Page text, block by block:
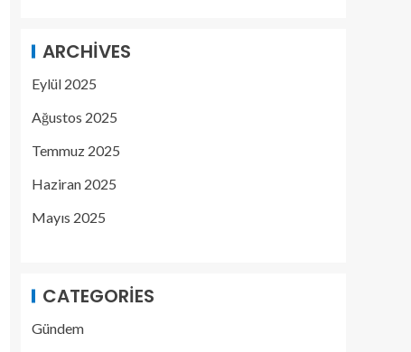
ARCHIVES
Eylül 2025
Ağustos 2025
Temmuz 2025
Haziran 2025
Mayıs 2025
CATEGORIES
Gündem